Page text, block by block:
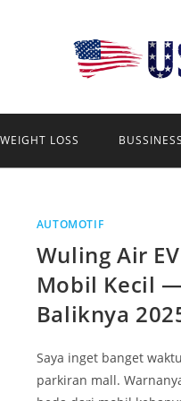
WEIGHT LOSS BUSSINESS
AUTOMOTIF
Wuling Air
Mobil Kecil
Baliknya
Saya inget banget
parkiran mall.